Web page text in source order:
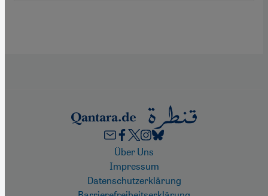
FooterÜber Uns
Impressum
Datenschutzerklärung